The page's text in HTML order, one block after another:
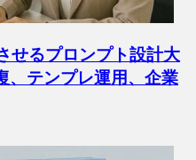
せるプロンプト設計大
テンプレ運用、企業